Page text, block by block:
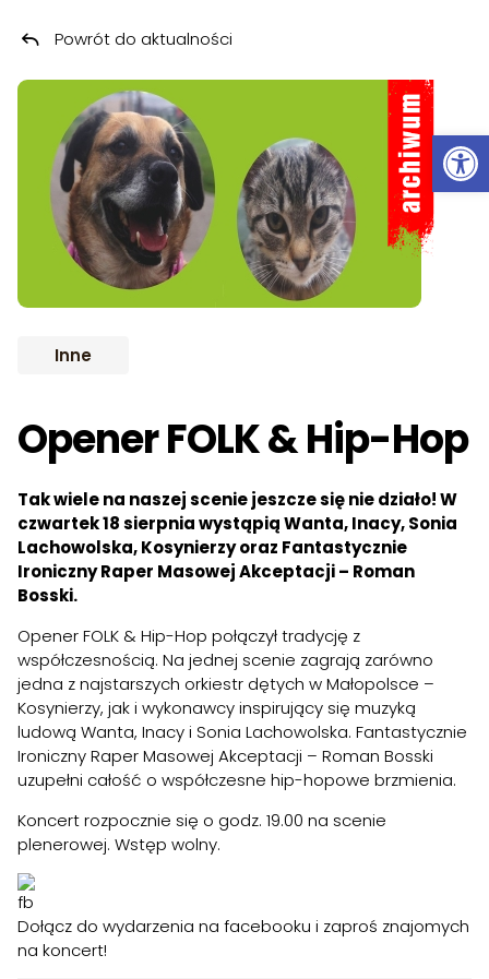
Przeskocz do treści
ARCHIWUM
Inne
Opener FOLK & Hip-Hop
Powrót do aktualności
Tak wiele na naszej scenie jeszcze się nie działo! W
czwartek 18 sierpnia wystąpią Wanta, Inacy, Sonia
Lachowolska, Kosynierzy oraz Fantastycznie
Ironiczny Raper Masowej Akceptacji – Roman
Bosski.
Opener FOLK & Hip-Hop połączył tradycję z
współczesnością. Na jednej scenie zagrają zarówno
jedna z najstarszych orkiestr dętych w Małopolsce –
Kosynierzy, jak i wykonawcy inspirujący się muzyką
ludową Wanta, Inacy i Sonia Lachowolska. Fantastycznie
Ironiczny Raper Masowej Akceptacji – Roman Bosski
uzupełni całość o współczesne hip-hopowe brzmienia.
Koncert rozpocznie się o godz. 19.00 na scenie
plenerowej. Wstęp wolny.
Dołącz do wydarzenia na facebooku i zaproś znajomych
na koncert!